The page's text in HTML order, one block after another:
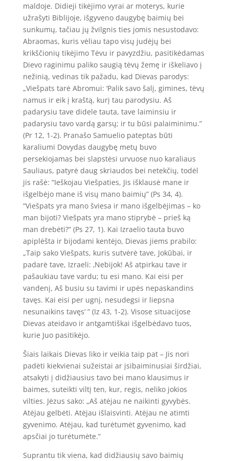
maldoje. Didieji tikėjimo vyrai ar moterys, kurie
užrašyti Biblijoje, išgyveno daugybę baimių bei
sunkumų, tačiau jų žvilgnis ties jomis nesustodavo:
Abraomas, kuris vėliau tapo visų judėjų bei
krikščionių tikėjimo Tėvu ir pavyzdžiu, pasitikėdamas
Dievo raginimu paliko saugią tėvų žemę ir iškeliavo į
nežinią, vedinas tik pažadu, kad Dievas parodys:
„Viešpats tarė Abromui: ‘Palik savo šalį, gimines, tėvų
namus ir eik į kraštą, kurį tau parodysiu. Aš
padarysiu tave didele tauta, tave laiminsiu ir
padarysiu tavo vardą garsų; ir tu būsi palaiminimu.”
(Pr 12, 1-2). Pranašo Samuelio pateptas būti
karaliumi Dovydas daugybę metų buvo
persekiojamas bei slapstėsi urvuose nuo karaliaus
Sauliaus, patyrė daug skriaudos bei netekčių, todėl
jis rašė: “Ieškojau Viešpaties, Jis išklausė mane ir
išgelbėjo mane iš visų mano baimių” (Ps 34, 4).
“Viešpats yra mano šviesa ir mano išgelbėjimas – ko
man bijoti? Viešpats yra mano stiprybė – prieš ką
man drebėti?” (Ps 27, 1). Kai Izraelio tauta buvo
apiplėšta ir bijodami kentėjo, Dievas jiems prabilo:
„Taip sako Viešpats, kuris sutvėrė tave, Jokūbai, ir
padarė tave, Izraeli: ‚Nebijok! Aš atpirkau tave ir
pašaukiau tave vardu; tu esi mano. Kai eisi per
vandenį, Aš busiu su tavimi ir upės nepaskandins
tavęs. Kai eisi per ugnį, nesudegsi ir liepsna
nesunaikins tavęs‘ ” (Iz 43, 1-2). Visose situacijose
Dievas ateidavo ir antgamtiškai išgelbėdavo tuos,
kurie Juo pasitikėjo.
Šiais laikais Dievas liko ir veikia taip pat – Jis nori
padėti kiekvienai sužeistai ar įsibaiminusiai širdžiai,
atsakyti į didžiausius tavo bei mano klausimus ir
baimes, suteikti viltį ten, kur, regis, neliko jokios
vilties. Jėzus sako: „Aš atėjau ne naikinti gyvybės.
Atėjau gelbėti. Atėjau išlaisvinti. Atėjau ne atimti
gyvenimo. Atėjau, kad turėtumėt gyvenimo, kad
apsčiai jo turėtumėte.“
Suprantu tik viena, kad didžiausių savo baimių